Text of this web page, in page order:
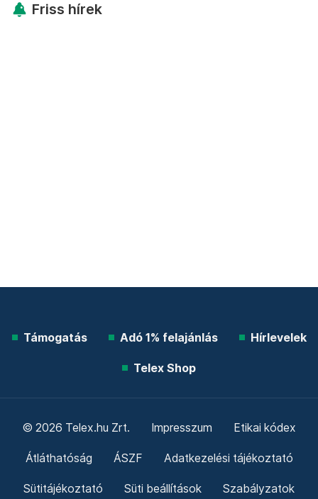
Friss hírek
Támogatás Adó 1% felajánlás Hírlevelek
Telex Shop
© 2026 Telex.hu Zrt. Impresszum Etikai kódex
Átláthatóság ÁSZF Adatkezelési tájékoztató
Sütitájékoztató Süti beállítások Szabályzatok